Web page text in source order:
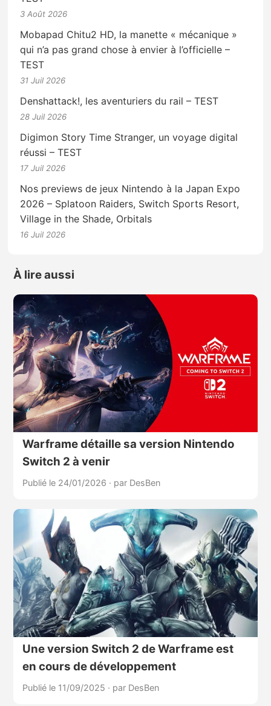
3 Août 2026
Mobapad Chitu2 HD, la manette « mécanique »
qui n’a pas grand chose à envier à l’officielle –
TEST
31 Juil 2026
Denshattack!, les aventuriers du rail – TEST
28 Juil 2026
Digimon Story Time Stranger, un voyage digital
réussi – TEST
17 Juil 2026
Nos previews de jeux Nintendo à la Japan Expo
2026 – Splatoon Raiders, Switch Sports Resort,
Village in the Shade, Orbitals
16 Juil 2026
À lire aussi
Warframe détaille sa version Nintendo
Switch 2 à venir
Publié le 24/01/2026 · par DesBen
Une version Switch 2 de Warframe est
en cours de développement
Publié le 11/09/2025 · par DesBen